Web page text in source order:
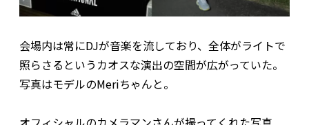
会場内は常にDJが音楽を流しており、全体がライトで
照らさるというカオスな演出の空間が広がっていた。
写真はモデルのMeriちゃんと。